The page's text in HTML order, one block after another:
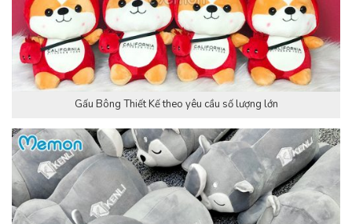
Gấu Bông Thiết Kế theo yêu cầu số lượng lớn